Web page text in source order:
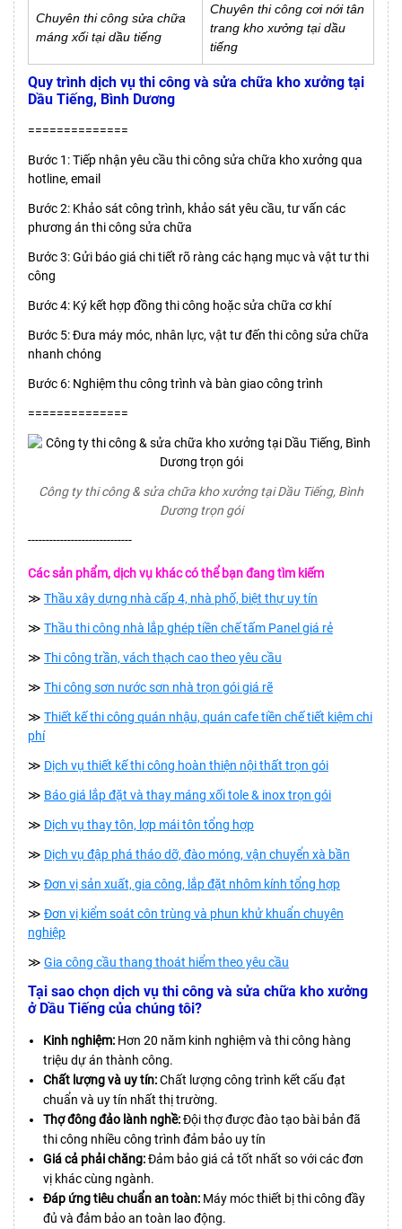
Chuyên thi công sửa chữa
máng xối tại dầu tiếng
Chuyên thi công cơi nới tân
trang kho xưởng tại dầu
tiếng
Quy trình dịch vụ thi công và sửa chữa kho xưởng tại
Dầu Tiếng, Bình Dương
==============
Bước 1: Tiếp nhận yêu cầu thi công sửa chữa kho xưởng qua
hotline, email
Bước 2: Khảo sát công trình, khảo sát yêu cầu, tư vấn các
phương án thi công sửa chữa
Bước 3: Gửi báo giá chi tiết rõ ràng các hạng mục và vật tư thi
công
Bước 4: Ký kết hợp đồng thi công hoặc sửa chữa cơ khí
Bước 5: Đưa máy móc, nhân lực, vật tư đến thi công sửa chữa
nhanh chóng
Bước 6: Nghiệm thu công trình và bàn giao công trình
==============
Công ty thi công & sửa chữa kho xưởng tại Dầu Tiếng, Bình
Dương trọn gói
-----------------------------
Các sản phẩm, dịch vụ khác có thể bạn đang tìm kiếm
≫ Thầu xây dựng nhà cấp 4, nhà phố, biệt thự uy tín
≫ Thầu thi công nhà lắp ghép tiền chế tấm Panel giá rẻ
≫ Thi công trần, vách thạch cao theo yêu cầu
≫ Thi công sơn nước sơn nhà trọn gói giá rẽ
≫ Thiết kế thi công quán nhậu, quán cafe tiền chế tiết kiệm chi
phí
≫ Dịch vụ thiết kế thi công hoàn thiện nội thất trọn gói
≫ Báo giá lắp đặt và thay máng xối tole & inox trọn gói
≫ Dịch vụ thay tôn, lợp mái tôn tổng hợp
≫ Dịch vụ đập phá tháo dỡ, đào móng, vận chuyển xà bần
≫ Đơn vị sản xuất, gia công, lắp đặt nhôm kính tổng hợp
≫ Đơn vị kiểm soát côn trùng và phun khử khuẩn chuyên
nghiệp
≫ Gia công cầu thang thoát hiểm theo yêu cầu
Tại sao chọn dịch vụ thi công và sửa chữa kho xưởng
ở Dầu Tiếng của chúng tôi?
Kinh nghiệm: Hơn 20 năm kinh nghiệm và thi công hàng
triệu dự án thành công.
Chất lượng và uy tín:Chất lượng công trình kết cấu đạt
chuẩn và uy tín nhất thị trường.
Thợ đông đảo lành nghề:Đội thợ được đào tạo bài bản đã
thi công nhiều công trình đảm bảo uy tín
Giá cả phải chăng:Đảm bảo giá cả tốt nhất so với các đơn
vị khác cùng ngành.
Đáp ứng tiêu chuẩn an toàn: Máy móc thiết bị thi công đầy
đủ và đảm bảo an toàn lao động.